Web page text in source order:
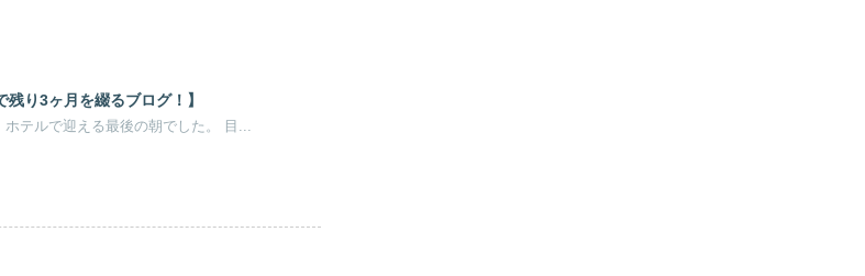
り3ヶ月を綴るブログ！】
テルで迎える最後の朝でした。 目...